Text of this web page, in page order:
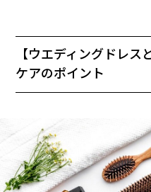
【ウエディングドレス
ケアのポイント